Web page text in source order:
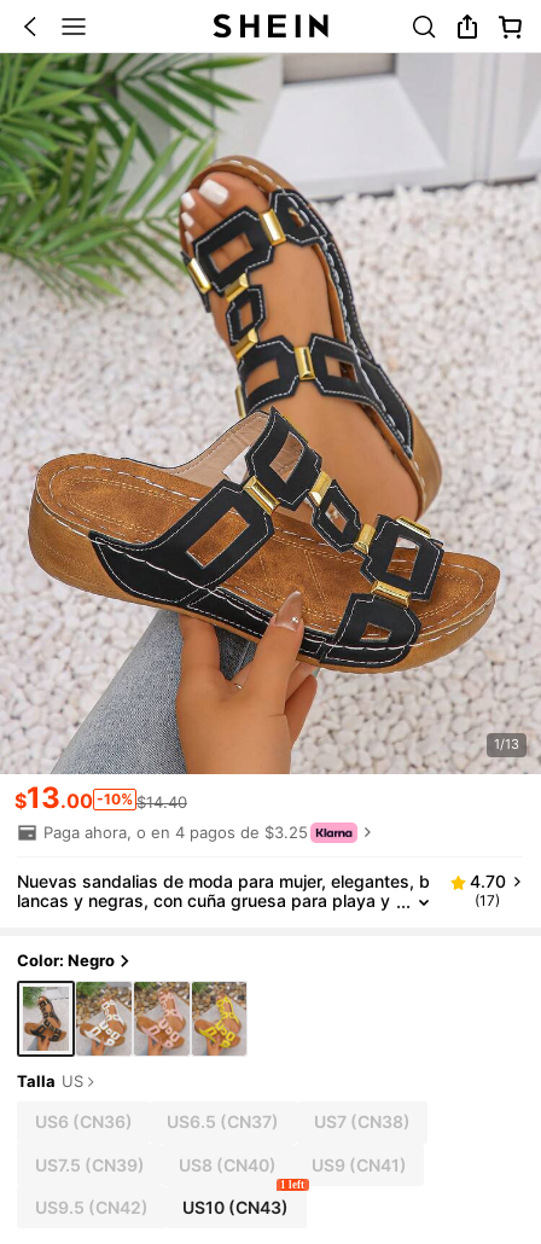
1/13
$13.00 -10% $14.40
Paga ahora, o en 4 pagos de $3.25
Nuevas sandalias de moda para mujer, elegantes, b
lancas y negras, con cuña gruesa para playa y
4.70
(17)
Color: Negro
Talla US
US6 (CN36) US6.5 (CN37) US7(CN38)
US7.5 (CN39) US8 (CN40) US9 (CN41)
US9.5 (CN42) US10 (CN43)
1 left